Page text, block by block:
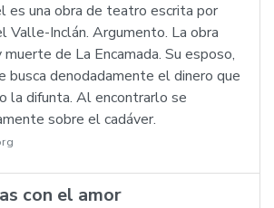
es una obra de teatro escrita por
Valle-Inclán. Argumento. La obra
muerte de La Encamada. Su esposo,
busca denodadamente el dinero que
la difunta. Al encontrarlo se
sobre el cadáver.
con el amor